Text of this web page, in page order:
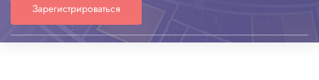
Зарегистрироваться